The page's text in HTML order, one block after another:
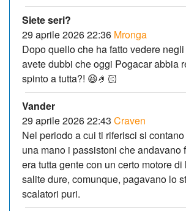
Siete seri?
29 aprile 2026 22:36 Mronga
Dopo quello che ha fatto vedere
avete dubbi che oggi Pogacar abbia
spinto a tutta?! 😆🤌🏻
Vander
29 aprile 2026 22:43 Craven
Nel periodo a cui ti riferisci si
una mano i passistoni che andavano
era tutta gente con un certo motore
salite dure, comunque, pagavano lo
scalatori puri.